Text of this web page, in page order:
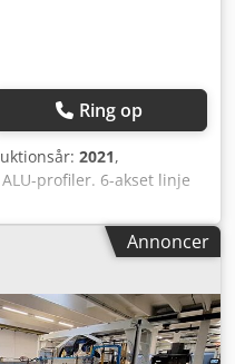
Ring op
2021,
profiler. 6-akset linje
1500 mm, minimal
af indgangsmateriale:
Annoncer